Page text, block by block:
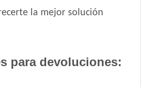
la mejor solución
para devoluciones: